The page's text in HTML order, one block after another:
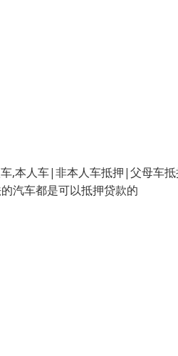
,本人车|非本人车抵押|父母车
汽车都是可以抵押贷款的